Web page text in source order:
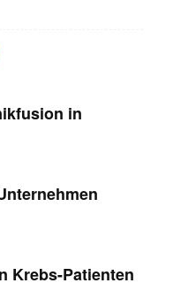
in
Krebs-Patienten